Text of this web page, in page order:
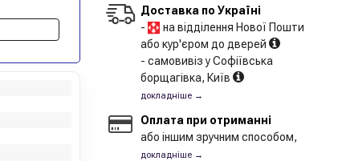
Доставка по Україні
-
на відділення Нової Пошти
або кур'єром до дверей
- самовивіз у Софіївська
борщагівка, Київ
докладніше →
Оплата при отриманні
або іншим зручним способом,
докладніше →